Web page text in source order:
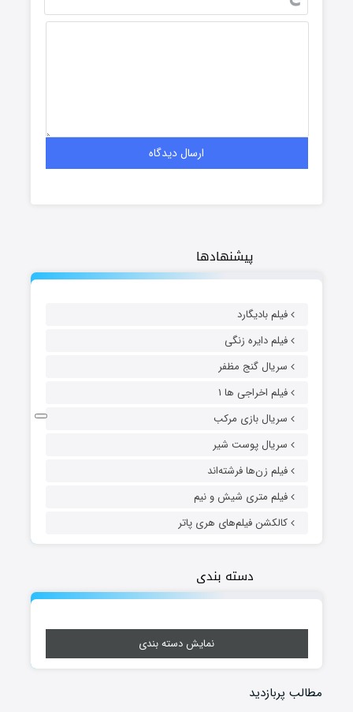
پیشنهادها
فیلم بادیگارد
فیلم دایره زنگی
سریال گنج مظفر
فیلم اخراجی ها ۱
سریال بازی مرکب
سریال پوست شیر
فیلم زن‌ها فرشته‌اند
فیلم متری شیش و نیم
کالکشن فیلم‌های هری پاتر
دسته بندی
نمایش دسته بندی
مطالب پربازدید